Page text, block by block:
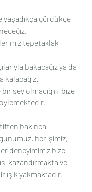
yaşadıkça gördükçe
tepetaklak
bakacağız ya da
kalacağız.
şey olmadığını bize
bakınca
her işimiz,
deneyimimiz bize
kazandırmakta ve
ışık yakmaktadır.